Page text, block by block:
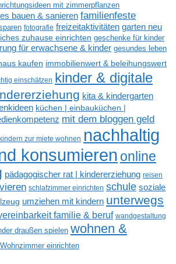
mit zimmerpflanzen
bauen & sanieren familienfeste
fotografie freizeitaktivitäten garten neu
zuhause einrichten geschenke für kinder
für erwachsene & kinder gesundes leben
kaufen immobilienwert & beleihungswert
einschätzen kinder & digitale
kita & kindergarten
küchen | einbauküchen |
mit dem bloggen geld
zur miete wohnen nachhaltig
konsumieren online
pädagogischer rat | kindererziehung reisen
schlafzimmer einrichten schule soziale
umziehen mit kindern unterwegs
familie & beruf wandgestaltung
draußen spielen wohnen &
Wohnzimmer einrichten